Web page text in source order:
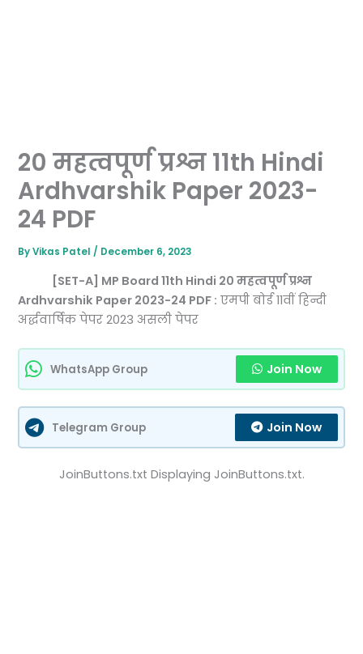
20 महत्वपूर्ण प्रश्न 11th Hindi
Ardhvarshik Paper 2023-
24 PDF
ByVikas Patel/ December 6, 2023
[SET-A] MP Board 11th Hindi 20 महत्वपूर्ण प्रश्न
Ardhvarshik Paper 2023-24 PDF : एमपी बोर्ड 11वीं हिन्दी
अर्द्धवार्षिक पेपर 2023 असली पेपर
WhatsApp Group Join Now
Telegram Group Join Now
JoinButtons.txt Displaying JoinButtons.txt.